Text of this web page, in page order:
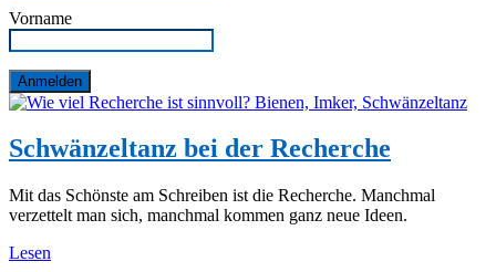
Vorname
Schwänzeltanz bei der Recherche
Mit das Schönste am Schreiben ist die Recherche. Manchmal
verzettelt man sich, manchmal kommen ganz neue Ideen.
Lesen